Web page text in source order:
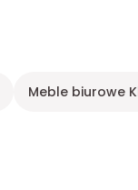
Meble biurowe